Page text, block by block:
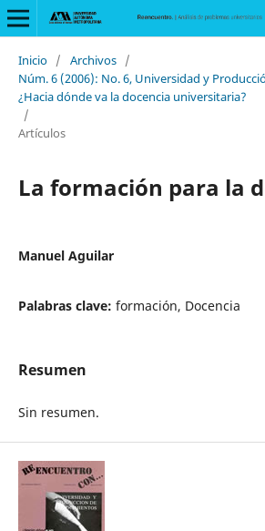
Inicio / Archivos /
Núm. 6 (2006): No. 6, Universidad y
¿Hacia dónde va la docencia universitaria?
/
Artículos
La formación para la
Manuel Aguilar
Palabras clave: formación, Docencia
Resumen
Sin resumen.